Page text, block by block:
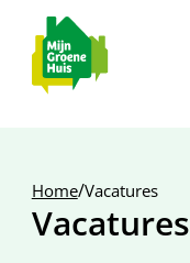
Home/Vacatures
Vacatures